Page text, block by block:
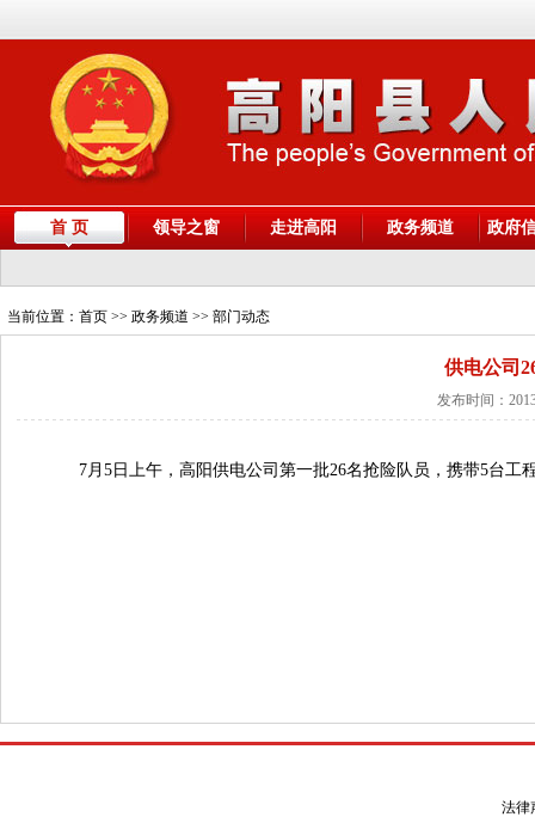
首 页 领导之窗 走进高阳 政务频道 政府
当前位置： 首页 >> 政务频道 >> 部门动态
供电公司
发布时间：
7月 5日上午，高阳供电公司第一批26名抢险队员，携带5台工
法律